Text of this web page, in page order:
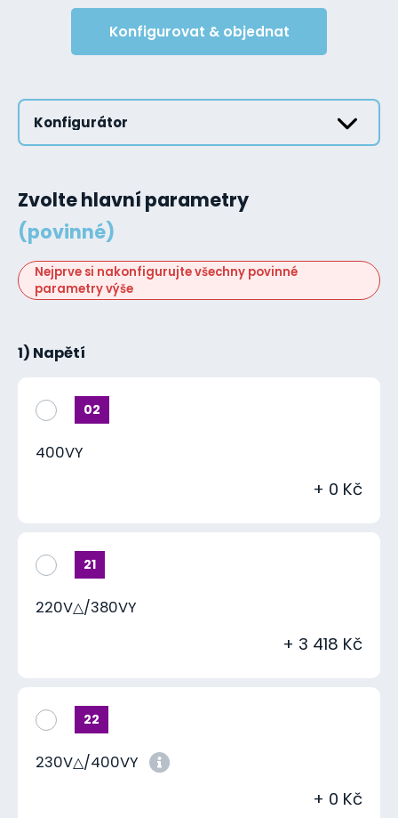
Konfigurovat & objednat
Konfigurátor
Zvolte hlavní parametry
(povinné)
Nejprve si nakonfigurujte všechny povinné
parametry výše
1) Napětí
02
400VY
+ 0 Kč
21
220V△/380VY
+ 3 418 Kč
22
230V△/400VY
+ 0 Kč